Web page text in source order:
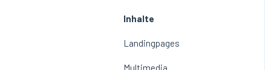
Auswertungen
Ausschlussliste
Einstellungen
Gutscheine
Incentive Gutscheine
Bestellungen
Inhalte
Landingpages
Multimedia